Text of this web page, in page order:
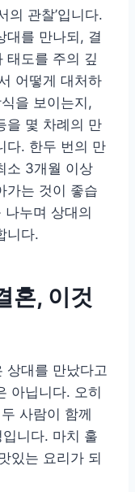
의 관찰’입니다.
대를 만나되, 결
태도를 주의 깊
어떻게 대처하
을 보이는지,
을 몇 차례의 만
다. 한두 번의 만
소 3개월 이상
가는 것이 좋습
누며 상대의
니다.
혼, 이것
상대를 만났다고
아닙니다. 오히
사람이 함께
니다. 마치 훌
있는 요리가 되